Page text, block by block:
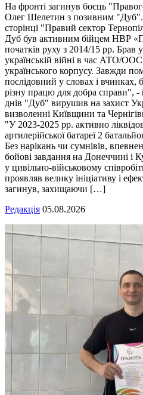
На фронті загинув боєць
Олег Шелетин з позивним
сторінці "Правий сектор
Дуб був активним бійцем НВР
початків руху з 2014/15 рр. Брав
українській війні в час АТО/
українського корпусу. Завжди
послідовний у словах і вчинках,
різну працю для добра справи", -
днів "Дуб" вирушив на захист
визволенні Київщини та
"У 2023-2025 рр. активно
артилерійської батареї 2
Без нарікань чи сумнівів,
бойові завдання на Донеччині і
у цивільно-військовому
проявляв велику ініціативу і
загинув, захищаючи […]
Редакція 05.08.2026